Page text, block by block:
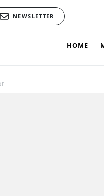
NEWSLETTER
HOME